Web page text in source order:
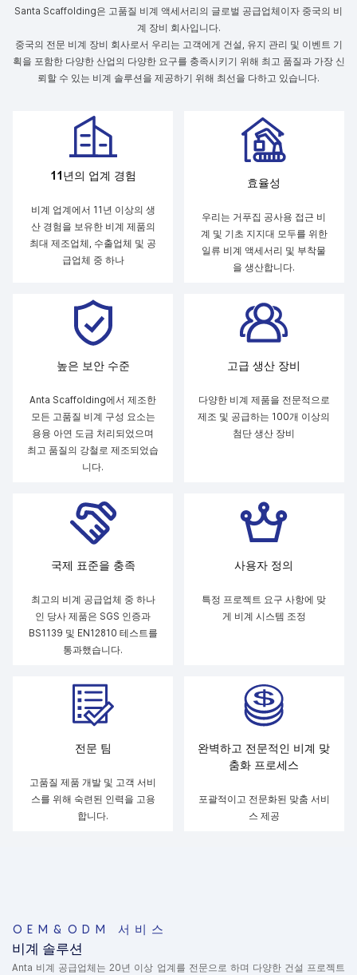
Santa Scaffolding은 고품질 비계 액세서리의 글로벌 공급업체이자 중국의 비
계 장비 회사입니다.
중국의 전문 비계 장비 회사로서 우리는 고객에게 건설, 유지 관리 및 이벤트 기
획을 포함한 다양한 산업의 다양한 요구를 충족시키기 위해 최고 품질과 가장 신
뢰할 수 있는 비계 솔루션을 제공하기 위해 최선을 다하고 있습니다.
11년의 업계 경험
비계 업계에서 11년 이상의 생
산 경험을 보유한 비계 제품의
최대 제조업체, 수출업체 및 공
급업체 중 하나
효율성
우리는 거푸집 공사용 접근 비
계 및 기초 지지대 모두를 위한
일류 비계 액세서리 및 부착물
을 생산합니다.
높은 보안 수준
Anta Scaffolding에서 제조한
모든 고품질 비계 구성 요소는
용융 아연 도금 처리되었으며
최고 품질의 강철로 제조되었습
니다.
고급 생산 장비
다양한 비계 제품을 전문적으로
제조 및 공급하는 100개 이상의
첨단 생산 장비
국제 표준을 충족
최고의 비계 공급업체 중 하나
인 당사 제품은 SGS 인증과
BS1139 및 EN12810 테스트를
통과했습니다.
사용자 정의
특정 프로젝트 요구 사항에 맞
게 비계 시스템 조정
전문 팀
고품질 제품 개발 및 고객 서비
스를 위해 숙련된 인력을 고용
합니다.
완벽하고 전문적인 비계 맞
춤화 프로세스
포괄적이고 전문화된 맞춤 서비
스 제공
OEM&ODM 서비스
비계 솔루션
Anta 비계 공급업체는 20년 이상 업계를 전문으로 하며 다양한 건설 프로젝트